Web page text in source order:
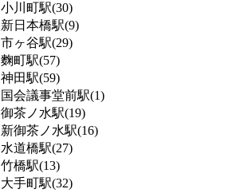
小川町駅(30)
新日本橋駅(9)
市ヶ谷駅(29)
麴町駅(57)
神田駅(59)
国会議事堂前駅(1)
御茶ノ水駅(19)
新御茶ノ水駅(16)
水道橋駅(27)
竹橋駅(13)
大手町駅(32)